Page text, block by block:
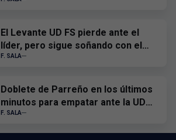
El Levante UD FS pierde ante el
líder, pero sigue soñando con el
playoff
F. SALA
Doblete de Parreño en los últimos
minutos para empatar ante la UD
Ibiza Gasifer
F. SALA